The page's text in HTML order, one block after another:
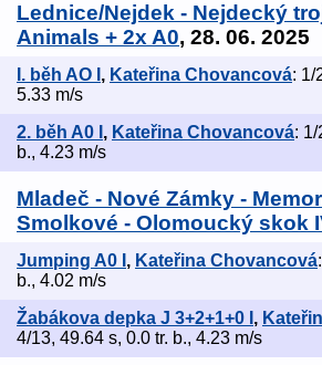
Lednice/Nejdek - Nejdecký
Animals + 2x A0, 28. 06. 2025
I. běh AO I , Kateřina Chovancová: 1/
5.33 m/s
2. běh A0 I , Kateřina Chovancová: 1/
b., 4.23 m/s
Mladeč - Nové Zámky -
Smolkové - Olomoucký skok
Jumping A0 I , Kateřina Chovancová
b., 4.02 m/s
Žabákova depka J 3+2+1+0 I ,
4/13, 49.64 s, 0.0 tr. b., 4.23 m/s